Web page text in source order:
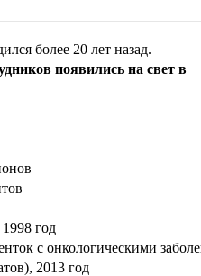
более 20 лет назад.
появились на свет в
год
с онкологическими
2013 год